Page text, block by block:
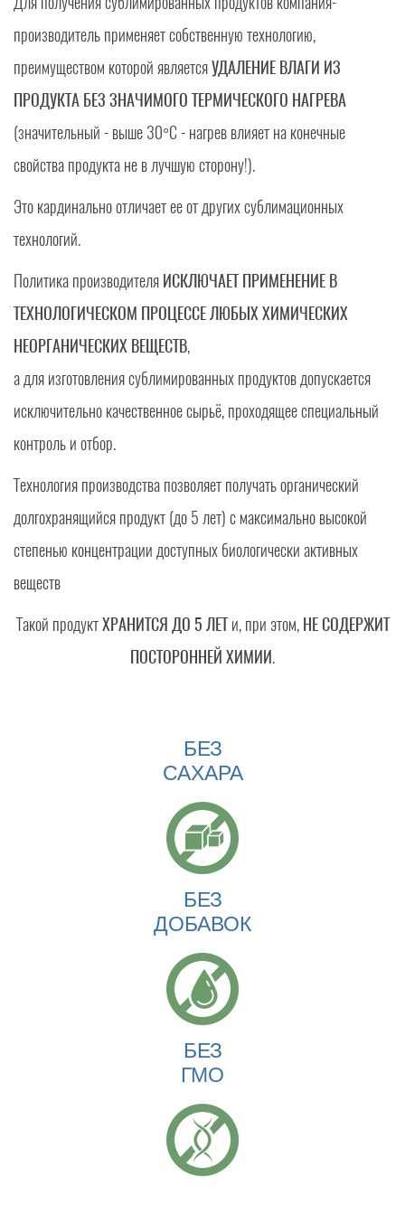
производитель применяет собственную технологию,
преимуществом которой являетсяУДАЛЕНИЕ ВЛАГИ ИЗ
ПРОДУКТА БЕЗ ЗНАЧИМОГО ТЕРМИЧЕСКОГО НАГРЕВА
(значительный - выше 30°C - нагрев влияет на конечные
свойства продукта не в лучшую сторону!).
Это кардинально отличает ее от других сублимационных
технологий.
Политика производителя ИСКЛЮЧАЕТ ПРИМЕНЕНИЕ В
ТЕХНОЛОГИЧЕСКОМ ПРОЦЕССЕ ЛЮБЫХ ХИМИЧЕСКИХ
НЕОРГАНИЧЕСКИХ ВЕЩЕСТВ,
а для изготовления сублимированных продуктов допускается
исключительно качественное сырьё, проходящее специальный
контроль и отбор.
Технология производства позволяет получать органический
долгохранящийся продукт (до 5 лет) с максимально высокой
степенью концентрации доступных биологически активных
веществ
Такой продуктХРАНИТСЯ ДО 5 ЛЕТи, при этом, НЕ СОДЕРЖИТ
ПОСТОРОННЕЙ ХИМИИ.
БЕЗ
САХАРА
БЕЗ
ДОБАВОК
БЕЗ
ГМО